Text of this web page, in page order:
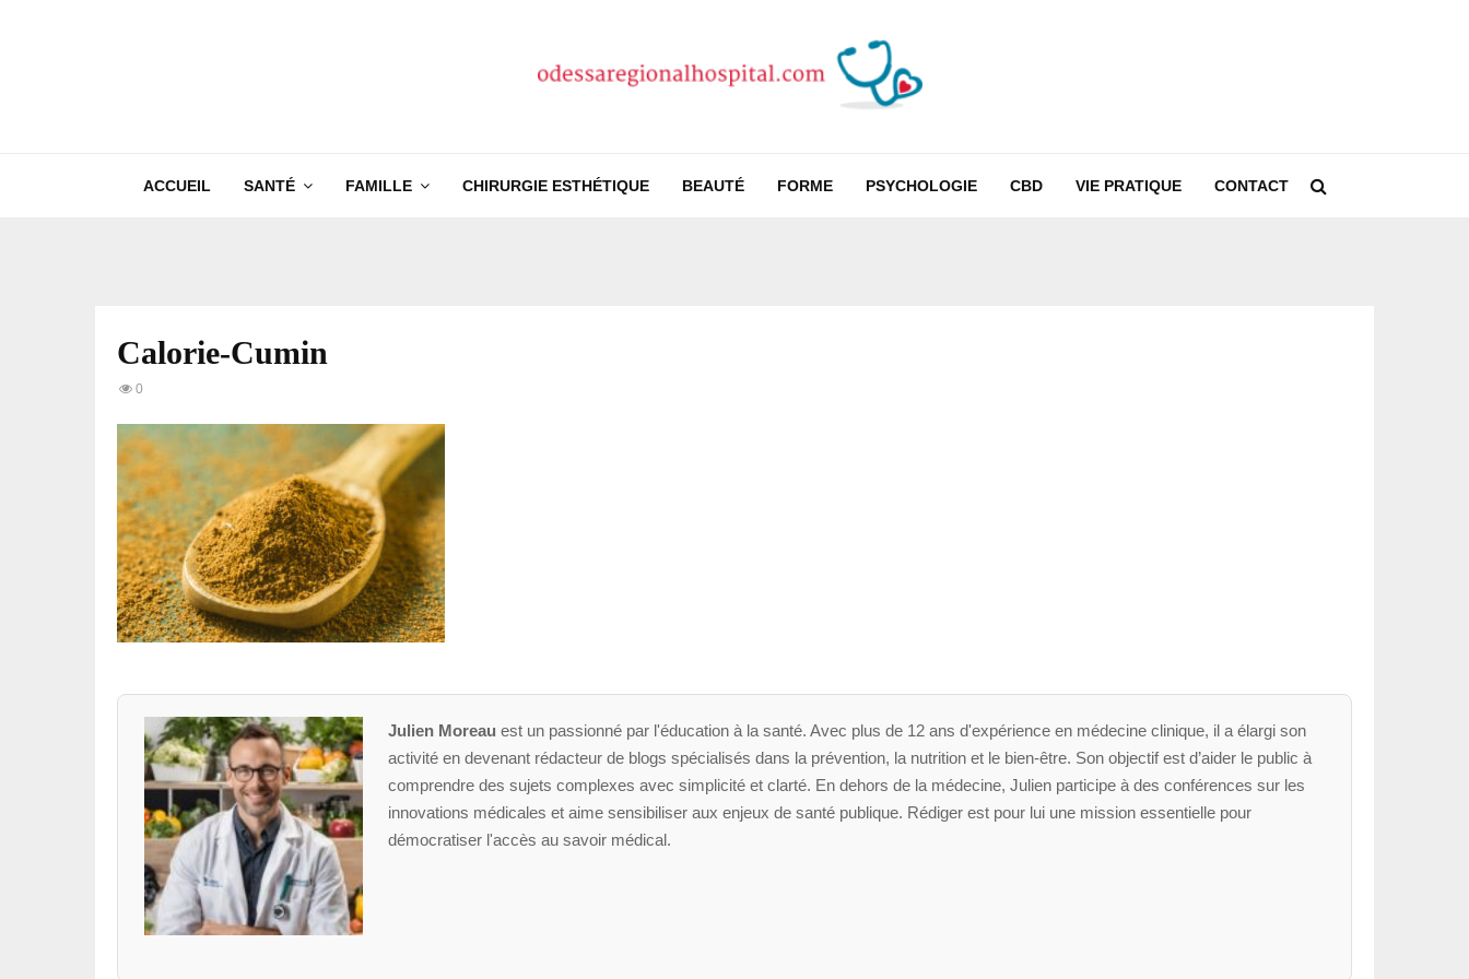
ACCUEIL SANTÉ FAMILLE CHIRURGIE ESTHÉTIQUE BEAUTÉ FORME PSYCHOLOGIE CBD VIE PRATIQUE CONTACT
Calorie-Cumin
0
Julien Moreau est un passionné par l'éducation à la santé. Avec plus de 12 ans d'expérience en médecine clinique, il a élargi son
activité en devenant rédacteur de blogs spécialisés dans la prévention, la nutrition et le bien-être. Son objectif est d’aider le public à
comprendre des sujets complexes avec simplicité et clarté. En dehors de la médecine, Julien participe à des conférences sur les
innovations médicales et aime sensibiliser aux enjeux de santé publique. Rédiger est pour lui une mission essentielle pour
démocratiser l'accès au savoir médical.